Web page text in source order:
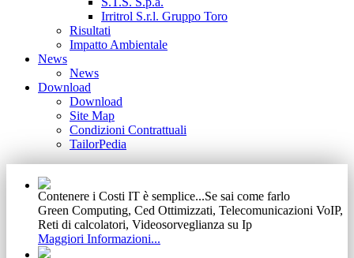
Irritrol S.r.l. Gruppo Toro
Risultati
Impatto Ambientale
News
News
Download
Download
Site Map
Condizioni Contrattuali
TailorPedia
Contenere i Costi IT è semplice...Se sai come farlo
Green Computing, Ced Ottimizzati, Telecomunicazioni VoIP,
Reti di calcolatori, Videosorveglianza su Ip
Maggiori Informazioni...